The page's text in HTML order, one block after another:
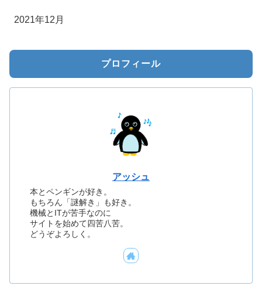
2021年12月
プロフィール
アッシュ
本とペンギンが好き。
もちろん「謎解き」も好き。
機械とITが苦手なのに
サイトを始めて四苦八苦。
どうぞよろしく。